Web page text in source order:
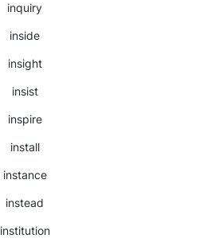
inquiry
inside
insight
insist
inspire
install
instance
instead
institution